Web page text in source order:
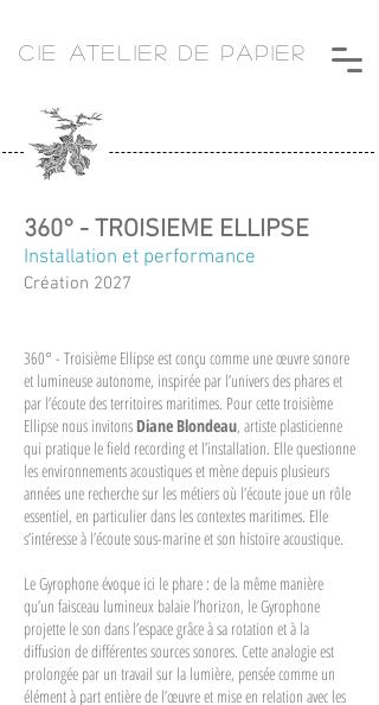
CIE ATELIER DE PAPIER
360° - TROISIEME ELLIPSE
Installation et performance
Création 2027
360° - Troisième Ellipse est conçu comme une œuvre sonore
et lumineuse autonome, inspirée par l’univers des phares et
par l’écoute des territoires maritimes. Pour cette troisième
Ellipse nous invitons Diane Blondeau, artiste plasticienne
qui pratique le field recording et l’installation. Elle questionne
les environnements acoustiques et mène depuis plusieurs
années une recherche sur les métiers où l’écoute joue un rôle
essentiel, en particulier dans les contextes maritimes. Elle
s’intéresse à l’écoute sous-marine et son histoire acoustique.
Le Gyrophone évoque ici le phare : de la même manière
qu’un faisceau lumineux balaie l’horizon, le Gyrophone
projette le son dans l’espace grâce à sa rotation et à la
diffusion de différentes sources sonores. Cette analogie est
prolongée par un travail sur la lumière, pensée comme un
élément à part entière de l’œuvre et mise en relation avec les